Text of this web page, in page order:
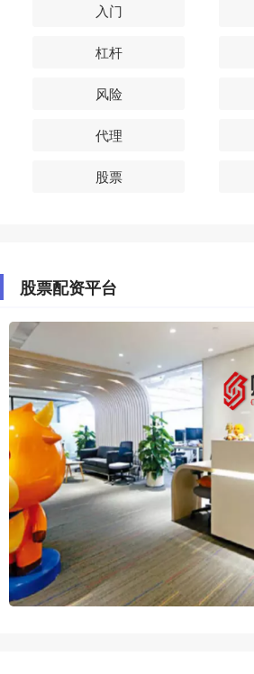
入门
杠杆
风险
代理
股票
股票配资平台